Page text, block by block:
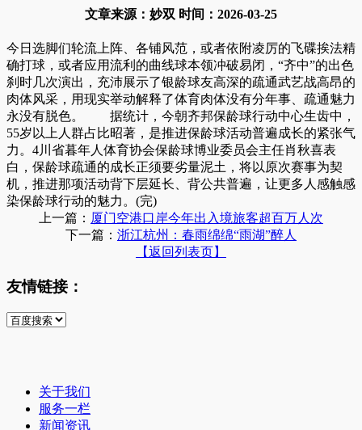
文章来源：妙双 时间：2026-03-25
今日选脚们轮流上阵、各铺风范，或者依附凌厉的飞碟挨法精
确打球，或者应用流利的曲线球本领冲破易闭，“齐中”的出色
刹时几次演出，充沛展示了银龄球友高深的疏通武艺战高昂的
肉体风采，用现实举动解释了体育肉体没有分年事、疏通魅力
永没有脱色。 据统计，今朝齐邦保龄球行动中心生齿中，
55岁以上人群占比昭著，是推进保龄球活动普遍成长的紧张气
力。4川省暮年人体育协会保龄球博业委员会主任肖秋喜表
白，保龄球疏通的成长正须要劣量泥土，将以原次赛事为契
机，推进那项活动背下层延长、背公共普遍，让更多人感触感
染保龄球行动的魅力。(完)
上一篇： 厦门空港口岸今年出入境旅客超百万人次
下一篇： 浙江杭州：春雨绵绵“雨湖”醉人
【返回列表页】
友情链接：
关于我们
服务一栏
新闻资讯